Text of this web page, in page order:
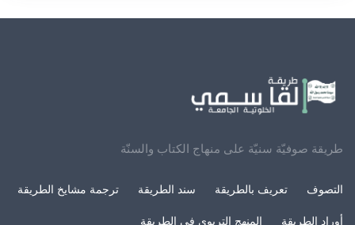
طريقة صوفيّة سنيّة على منهاج الكتاب والسنّة
التصوف تعريف بالطريقة سند الطريقة ترجمة مشايخ الطريقة
أوراد الطريقة المنهج التربوي في الطريقة